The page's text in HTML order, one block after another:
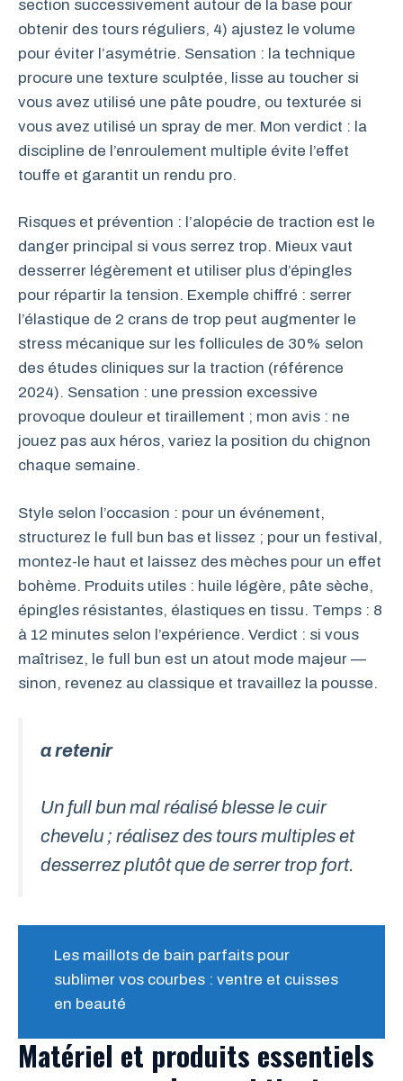
section successivement autour de la base pour
obtenir des tours réguliers, 4) ajustez le volume
pour éviter l’asymétrie. Sensation : la technique
procure une texture sculptée, lisse au toucher si
vous avez utilisé une pâte poudre, ou texturée si
vous avez utilisé un spray de mer. Mon verdict : la
discipline de l’enroulement multiple évite l’effet
touffe et garantit un rendu pro.
Risques et prévention : l’alopécie de traction est le
danger principal si vous serrez trop. Mieux vaut
desserrer légèrement et utiliser plus d’épingles
pour répartir la tension. Exemple chiffré : serrer
l’élastique de 2 crans de trop peut augmenter le
stress mécanique sur les follicules de 30% selon
des études cliniques sur la traction (référence
2024). Sensation : une pression excessive
provoque douleur et tiraillement ; mon avis : ne
jouez pas aux héros, variez la position du chignon
chaque semaine.
Style selon l’occasion : pour un événement,
structurez le full bun bas et lissez ; pour un festival,
montez-le haut et laissez des mèches pour un effet
bohème. Produits utiles : huile légère, pâte sèche,
épingles résistantes, élastiques en tissu. Temps : 8
à 12 minutes selon l’expérience. Verdict : si vous
maîtrisez, le full bun est un atout mode majeur —
sinon, revenez au classique et travaillez la pousse.
a retenir
Un full bun mal réalisé blesse le cuir
chevelu ; réalisez des tours multiples et
desserrez plutôt que de serrer trop fort.
Les maillots de bain parfaits pour
sublimer vos courbes : ventre et cuisses
en beauté
Matériel et produits essentiels